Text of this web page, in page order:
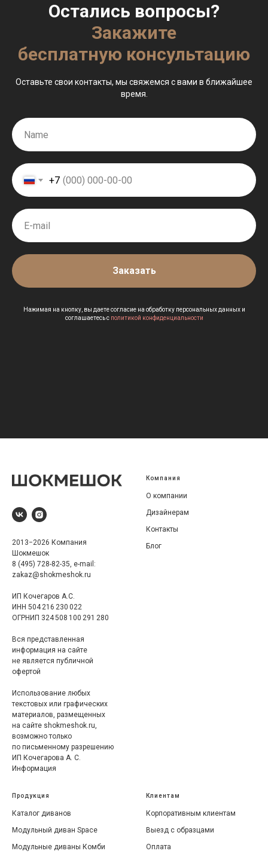
Остались вопросы?
Закажите
бесплатную консультацию
Оставьте свои контакты, мы свяжемся с вами в ближайшее
время.
+7
Заказать
Нажимая на кнопку, вы даете согласие на обработку персональных данных и
соглашаетесь c политикой конфиденциальности
2013−2026 Компания
Шокмешок
8 (495) 728-82-35, e-mail:
zakaz@shokmeshok.ru
ИП Кочегаров А.С.
ИНН 504 216 230 022
ОГРНИП 324 508 100 291 280
Вся представленная
информация на сайте
не является публичной
офертой
Использование любых
текстовых или графических
материалов, размещенных
на сайте shokmeshok.ru,
возможно только
по письменному разрешению
ИП Кочегарова А. С.
Информация
Компания
О компании
Дизайнерам
Контакты
Блог
Продукция
Каталог диванов
Модульный диван Space
Модульные диваны Комби
Клиентам
Корпоративным клиентам
Выезд с образцами
Оплата